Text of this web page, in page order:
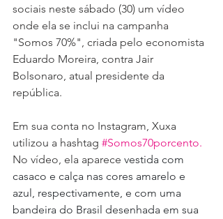
sociais neste sábado (30) um vídeo
onde ela se inclui na campanha
"Somos 70%", criada pelo economista
Eduardo Moreira, contra Jair
Bolsonaro, atual presidente da
república.
Em sua conta no Instagram, Xuxa
utilizou a hashtag #Somos70porcento.
No vídeo, ela aparece vestida com
casaco e calça nas cores amarelo e
azul, respectivamente, e com uma
bandeira do Brasil desenhada em sua